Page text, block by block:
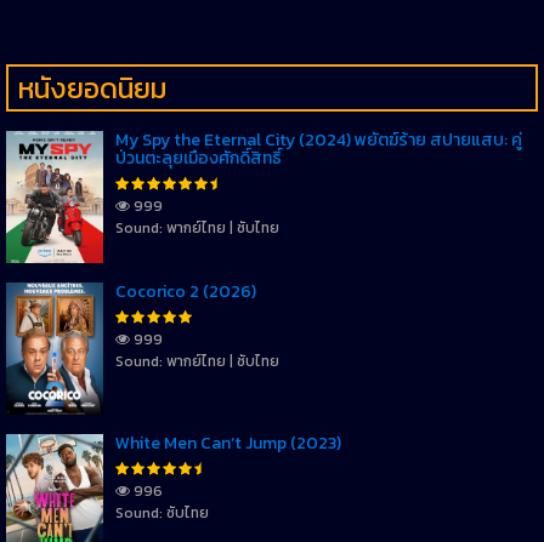
หนังยอดนิยม
My Spy the Eternal City (2024) พยัตฆ์ร้าย สปายแสบ: คู่
ป่วนตะลุยเมืองศักดิ์สิทธิ์
999
Sound: พากย์ไทย | ซับไทย
Cocorico 2 (2026)
999
Sound: พากย์ไทย | ซับไทย
White Men Can’t Jump (2023)
996
Sound: ซับไทย